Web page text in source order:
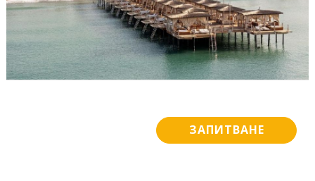
ИСКАМ ДА НАУЧА ПОВЕЧЕ ....
КОНТАКТИ
ЗАПИТВАНЕ